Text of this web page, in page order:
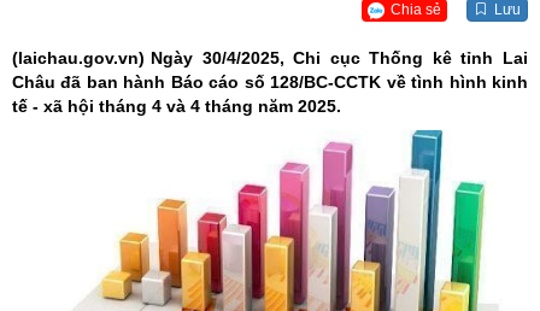
Chia sẻ Lưu
(laichau.gov.vn) Ngày 30/4/2025, Chi cục Thống kê tỉnh Lai
Châu đã ban hành Báo cáo số 128/BC-CCTK về tình hình kinh
tế - xã hội tháng 4 và 4 tháng năm 2025.